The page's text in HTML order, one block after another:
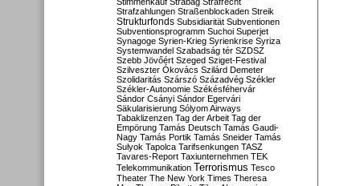
Strafzahlungen Straßenblockaden Streik
Strukturfonds Subsidiarität Subventionen
Subventionsprogramm Suchoi Superjet
Synagoge Syrien-Krieg Syrienkrise Syriza
Systemwandel Szabadság tér SZDSZ
Szebb Jövőért Szeged Sziget-Festival
Szilveszter Ókovács Szilárd Demeter
Szolidaritás Szárszó Századvég Székler
Székler-Autonomie Székésféhervár
Sándor Csányi Sándor Egervári
Säkularisierung Sólyom Airways
Tabaklizenzen Tag der Arbeit Tag der
Empörung Tamás Deutsch Tamás Gaudi-
Nagy Tamás Portik Tamás Sneider Tamás
Sulyok Tapolca Tarifsenkungen TASZ
Tavares-Report Taxiunternehmen TEK
Telekommunikation Terrorismus Tesco
Theater The New York Times Theresa